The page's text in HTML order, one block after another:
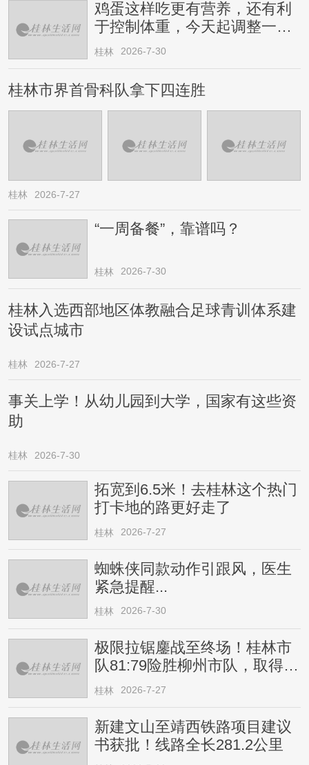
鸡蛋这样吃更有营养，还有利
于控制体重，今天起调整一下
→
桂林 2026-7-30
桂林市界首骨科队拿下四连胜
桂林 2026-7-27
“一周备餐”，靠谱吗？
桂林 2026-7-30
桂林入选西部地区体教融合足球青训体系建
设试点城市
桂林 2026-7-27
事关上学！从幼儿园到大学，国家有这些资
助
桂林 2026-7-30
拓宽到6.5米！去桂林这个热门
打卡地的路更好走了
桂林 2026-7-27
蜘蛛侠同款动作引跟风，医生
紧急提醒...
桂林 2026-7-30
极限拉锯鏖战至终场！桂林市
队81:79险胜柳州市队，取得四
连胜
桂林 2026-7-27
新建文山至靖西铁路项目建议
书获批！线路全长281.2公里